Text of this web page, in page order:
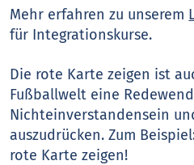
Mehr erfahren zu unserem
für Integrationskurse.
Die rote Karte zeigen ist
Fußballwelt eine
Nichteinverstandensein
auszudrücken. Zum
rote Karte zeigen!